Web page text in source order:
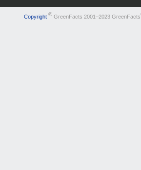
Copyright © GreenFacts 2001–2023 GreenFacts